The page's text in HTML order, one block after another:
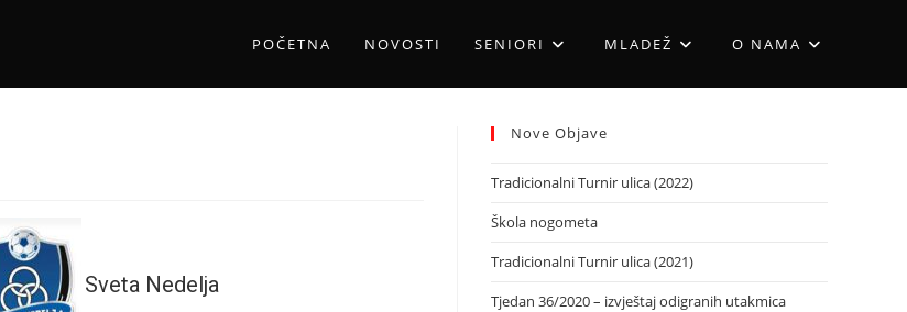
POČETNA NOVOSTI SENIORI MLADEŽ O NAMA
Sveta Nedelja
Nove Objave
Tradicionalni Turnir ulica (2022)
Škola nogometa
Tradicionalni Turnir ulica (2021)
Tjedan 36/2020 – izvještaj odigranih utakmica